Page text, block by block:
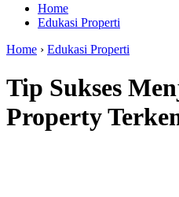
Home
Edukasi Properti
Home › Edukasi Properti
Tip Sukses
Property